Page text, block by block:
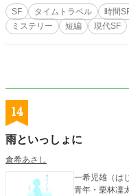
SF タイムトラベル 時間
ミステリー
短編 現代SF
14
雨といっしょに
倉希あさし
一希児雄（は
青年・栗林凜